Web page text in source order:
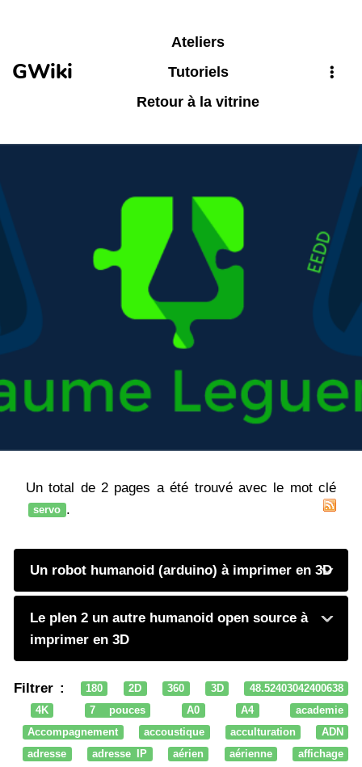
GWiki
Ateliers
Tutoriels
Retour à la vitrine
Un total de 2 pages a été trouvé avec le mot clé
servo .
Un robot humanoid (arduino) à imprimer en 3D
Le plen 2 un autre humanoid open source à
imprimer en 3D
Filtrer : 180 2D 360 3D
48.52403042400638
4K
7 pouces A0 A4
academie
Accompagnement
accoustique acculturation
ADN
adresse
adresse IP aérien aérienne
affichage